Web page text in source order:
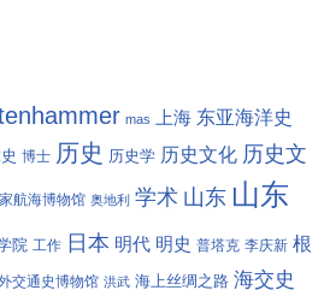
mas 上海 东亚海洋史
博士 历史 历史学 历史文化 历史文
航海博物馆 奥地利 学术 山东 山东
院 工作 日本 明代 明史 普塔克 李庆新 根
交通史博物馆 洪武 海上丝绸之路 海交史